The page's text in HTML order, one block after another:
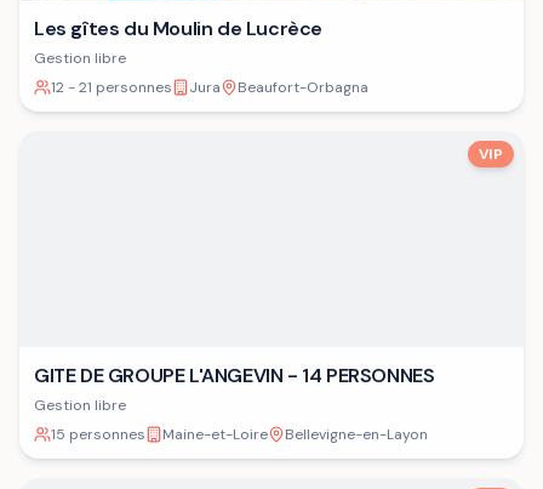
Les gîtes du Moulin de Lucrèce
Gestion libre
12 - 21 personnes
Jura Beaufort-Orbagna
VIP
GITE DE GROUPE L'ANGEVIN - 14 PERSONNES
Gestion libre
15 personnes
Maine-et-Loire Bellevigne-en-Layon